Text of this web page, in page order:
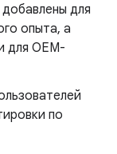
для
опыта, а
для OEM-
по